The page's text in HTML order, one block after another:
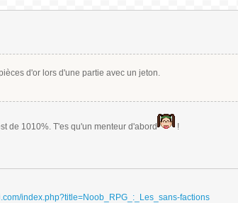
d'or lors d'une partie avec un jeton.
de 1010%. T'es qu'un menteur d'abord !
index.php?title=Noob_RPG_:_Les_sans-factions